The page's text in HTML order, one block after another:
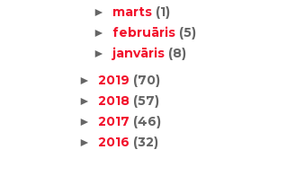
► marts (1)
►februāris (5)
► janvāris (8)
► 2019 (70)
► 2018 (57)
► 2017 (46)
► 2016 (32)